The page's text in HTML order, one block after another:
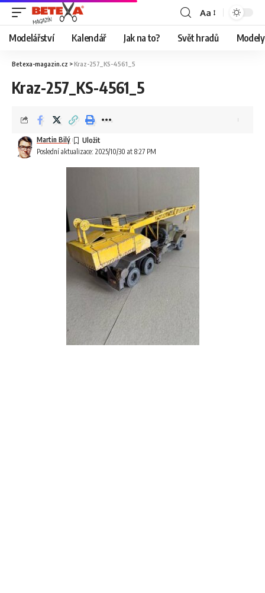
Aa
Modelářství Kalendář Jak na to? Svět hradů
Betexa-magazin.cz >Kraz-257_KS-4561_5
Kraz-257_KS-4561_5
Poslední aktualizace: 2025/10/30 at 8:27 PM
Martin Bilý